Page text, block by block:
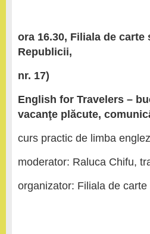
ora 16.30, Filiala de
Republicii,
nr. 17)
English for Travelers –
vacanţe plăcute,
curs practic de limba
moderator: Raluca Chifu,
organizator: Filiala de